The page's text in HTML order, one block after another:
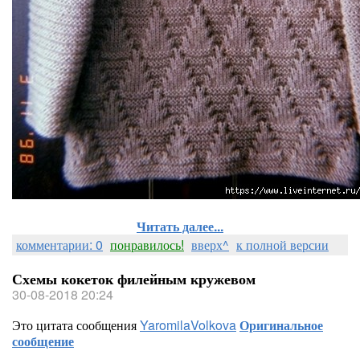
Читать далее...
комментарии: 0 понравилось! вверх^ к полной версии
Схемы кокеток филейным кружевом
30-08-2018 20:24
Это цитата сообщенияYaromilaVolkovaОригинальное
сообщение